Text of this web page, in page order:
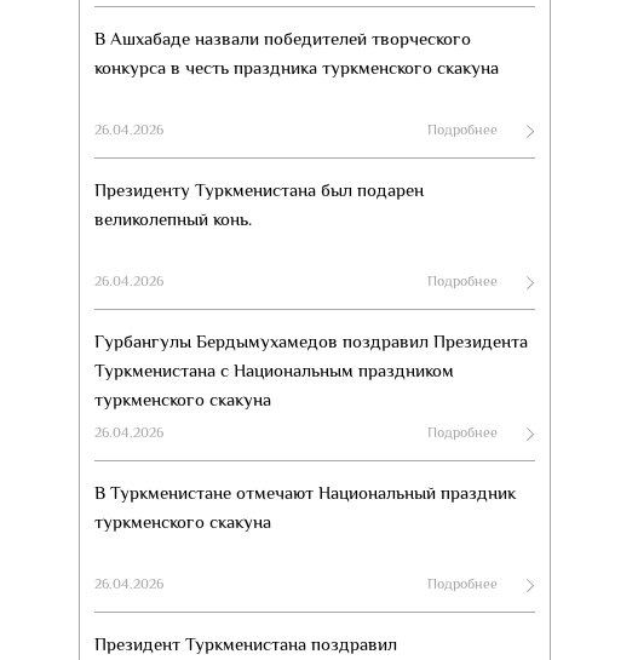
В Ашхабаде назвали победителей творческого
конкурса в честь праздника туркменского скакуна
26.04.2026 Подробнее
Президенту Туркменистана был подарен
великолепный конь.
26.04.2026 Подробнее
Гурбангулы Бердымухамедов поздравил Президента
Туркменистана с Национальным праздником
туркменского скакуна
26.04.2026 Подробнее
В Туркменистане отмечают Национальный праздник
туркменского скакуна
26.04.2026 Подробнее
Президент Туркменистана поздравил